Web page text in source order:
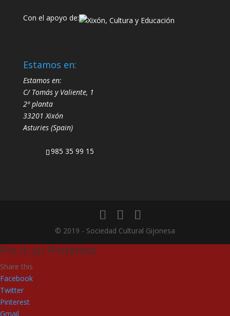
Con el apoyo de:
Estamos en:
Estamos en:
C/ Tomás y Valiente, 1
2ª planta
33201 Xixón
Asturies (Spain)
985 35 99 15
© 2019 - Sociedad Cultural Gijonesa
Pin It on Pinterest
Share this
Facebook
Twitter
Pinterest
Gmail